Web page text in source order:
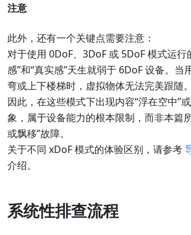
注意
此外，还有一个关键点需要注意：
对于使用 0DoF、3DoF 或 5DoF 模式运行
感”和“真实感”天生就弱于 6DoF 设备。当
弯或上下楼梯时，虚拟物体无法完美跟随。
因此，在这些模式下出现内容“浮在空中”
象，属于设备能力的根本限制，而非本篇
或飘移”故障。
关于不同 xDoF 模式的体验区别，请参考
介绍。
系统性排查流程